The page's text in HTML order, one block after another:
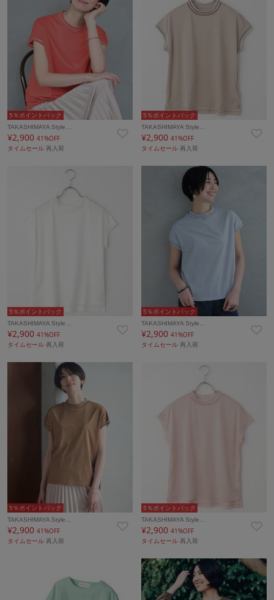
5％ポイントバック
TAKASHIMAYA Style…
¥2,900 41%OFF
タイムセール 再入荷
5％ポイントバック
TAKASHIMAYA Style…
¥2,90041%OFF
タイムセール再入荷
5％ポイントバック
TAKASHIMAYA Style…
¥2,900 41%OFF
タイムセール 再入荷
5％ポイントバック
TAKASHIMAYA Style…
¥2,90041%OFF
タイムセール再入荷
5％ポイントバック
TAKASHIMAYA Style…
¥2,900 41%OFF
タイムセール 再入荷
5％ポイントバック
TAKASHIMAYA Style…
¥2,90041%OFF
タイムセール再入荷